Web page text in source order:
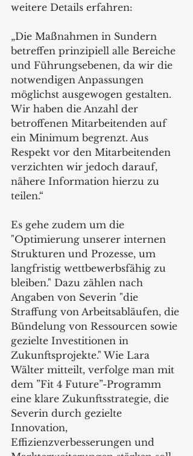
weitere Details erfahren:
„Die Maßnahmen in Sundern
betreffen prinzipiell alle Bereiche
und Führungsebenen, da wir die
notwendigen Anpassungen
möglichst ausgewogen gestalten.
Wir haben die Anzahl der
betroffenen Mitarbeitenden auf
ein Minimum begrenzt. Aus
Respekt vor den Mitarbeitenden
verzichten wir jedoch darauf,
nähere Information hierzu zu
teilen.“
Es gehe zudem um die
"Optimierung unserer internen
Strukturen und Prozesse, um
langfristig wettbewerbsfähig zu
bleiben." Dazu zählen nach
Angaben von Severin "die
Straffung von Arbeitsabläufen, die
Bündelung von Ressourcen sowie
gezielte Investitionen in
Zukunftsprojekte." Wie Lara
Wälter mitteilt, verfolge man mit
dem ”Fit 4 Future”-Programm
eine klare Zukunftsstrategie, die
Severin durch gezielte
Innovation,
Effizienzverbesserungen und